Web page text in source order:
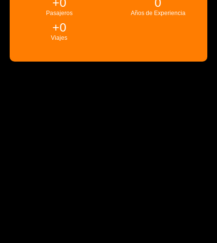
Pasajeros Años de Experiencia
Viajes
+0